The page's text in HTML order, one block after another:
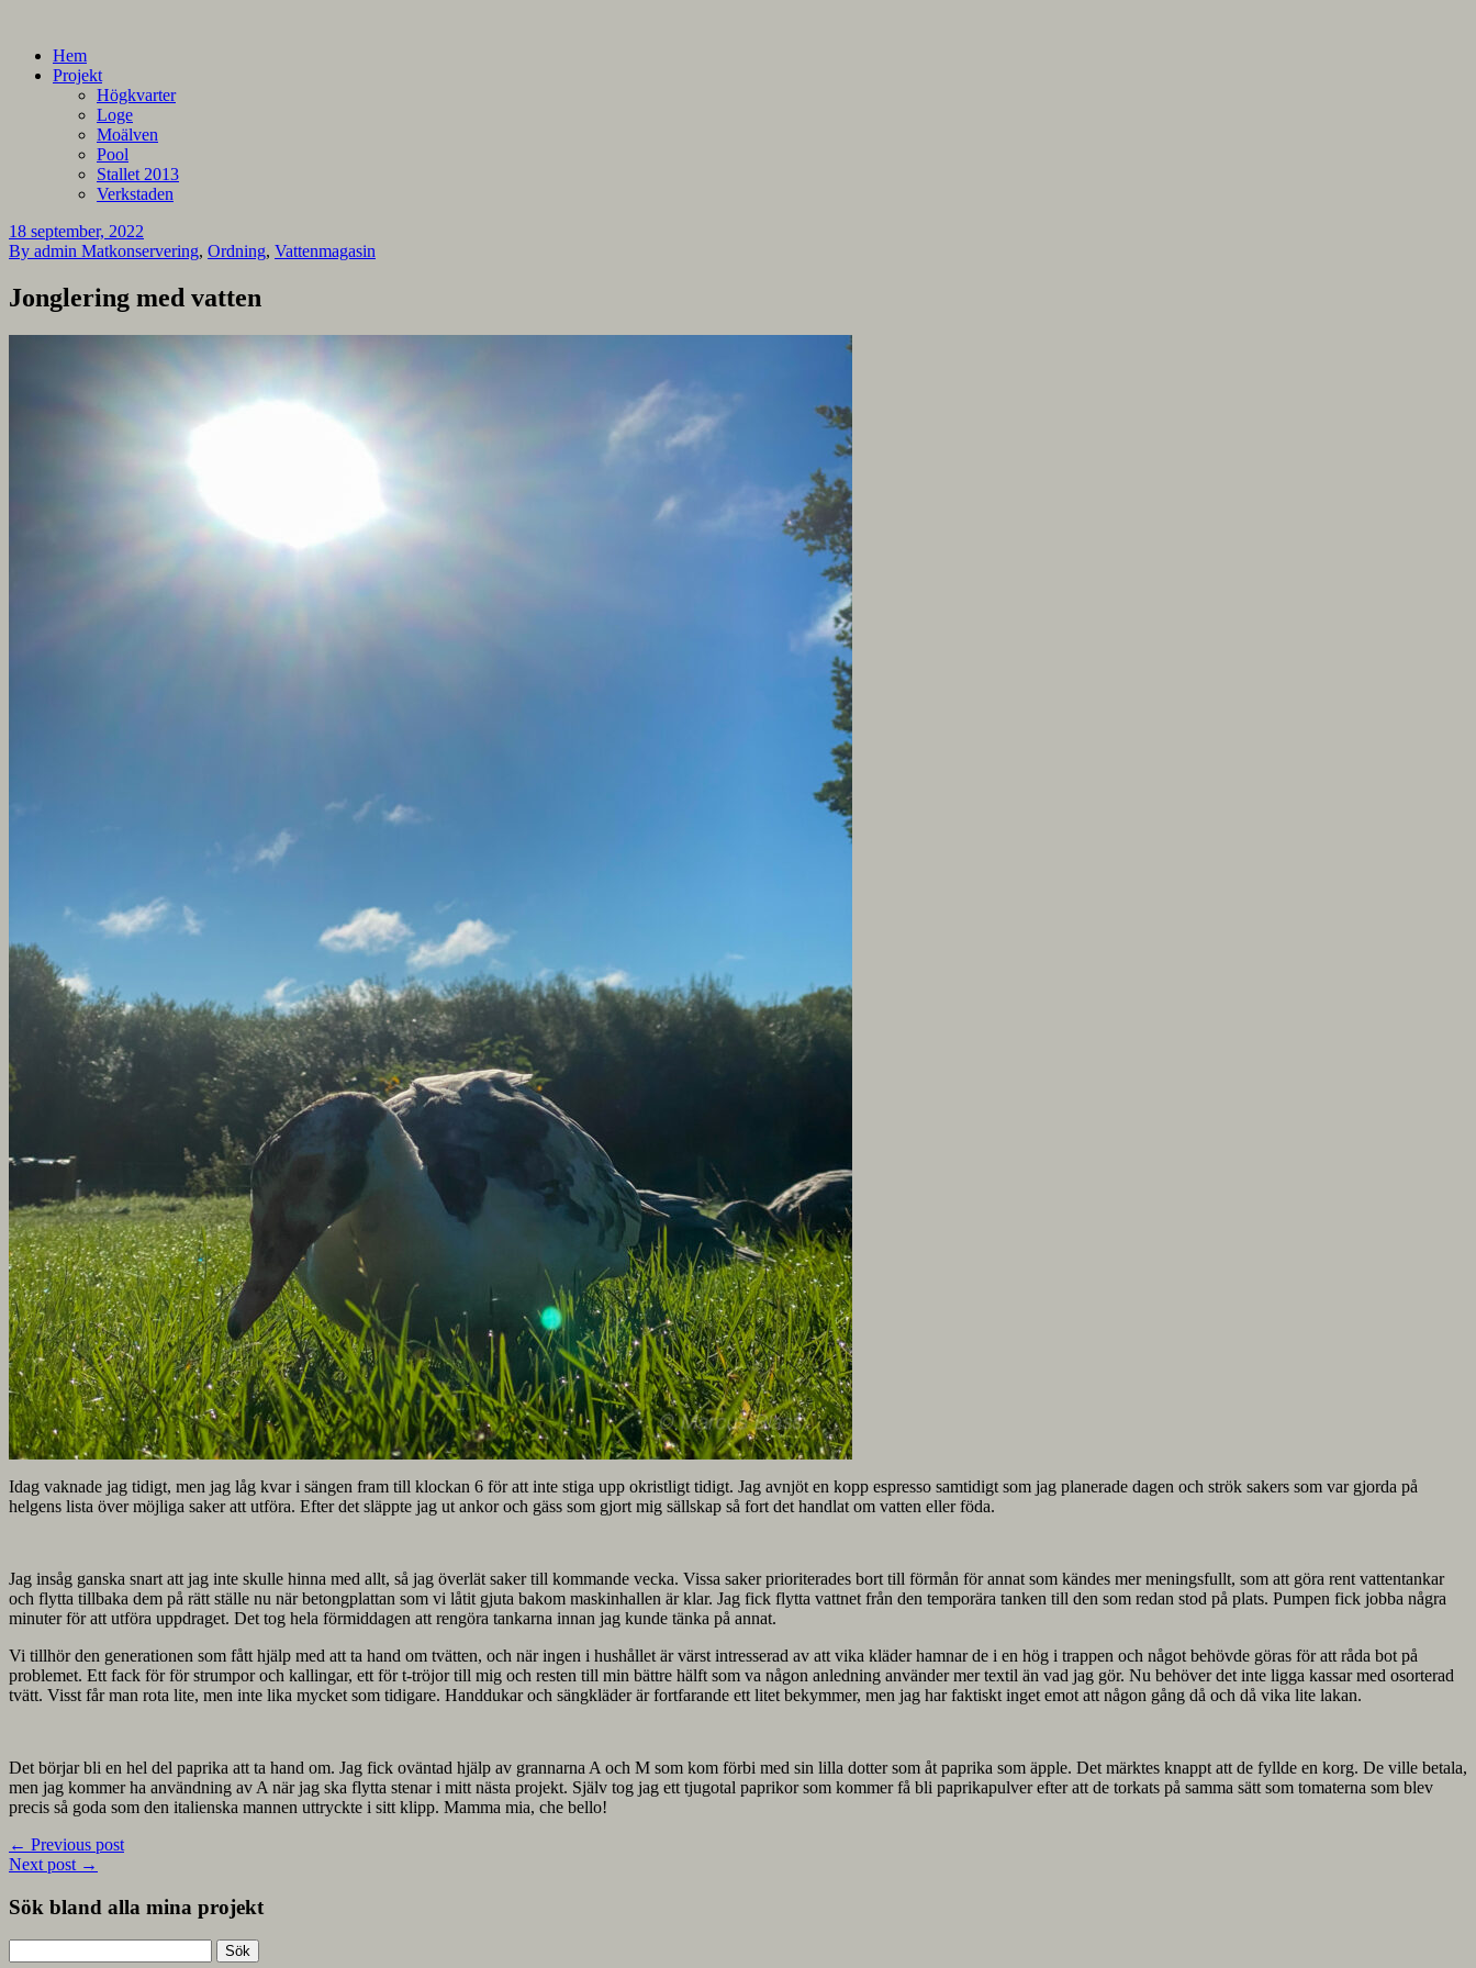
Alla mina projekt
En blogg om mina projekt
Hem
Projekt
Högkvarter
Loge
Moälven
Pool
Stallet 2013
Verkstaden
18 september, 2022
By admin Matkonservering, Ordning, Vattenmagasin
Jonglering med vatten
Idag vaknade jag tidigt, men jag låg kvar i sängen fram till klockan 6 för att inte stiga upp okristligt tidigt. Jag avnjöt en kopp espresso samtidigt som jag planerade dagen och strök sakers som var gjorda på
helgens lista över möjliga saker att utföra. Efter det släppte jag ut ankor och gäss som gjort mig sällskap så fort det handlat om vatten eller föda.
Jag insåg ganska snart att jag inte skulle hinna med allt, så jag överlät saker till kommande vecka. Vissa saker prioriterades bort till förmån för annat som kändes mer meningsfullt, som att göra rent vattentankar
och flytta tillbaka dem på rätt ställe nu när betongplattan som vi låtit gjuta bakom maskinhallen är klar. Jag fick flytta vattnet från den temporära tanken till den som redan stod på plats. Pumpen fick jobba några
minuter för att utföra uppdraget. Det tog hela förmiddagen att rengöra tankarna innan jag kunde tänka på annat.
Vi tillhör den generationen som fått hjälp med att ta hand om tvätten, och när ingen i hushållet är värst intresserad av att vika kläder hamnar de i en hög i trappen och något behövde göras för att råda bot på
problemet. Ett fack för för strumpor och kallingar, ett för t-tröjor till mig och resten till min bättre hälft som va någon anledning använder mer textil än vad jag gör. Nu behöver det inte ligga kassar med osorterad
tvätt. Visst får man rota lite, men inte lika mycket som tidigare. Handdukar och sängkläder är fortfarande ett litet bekymmer, men jag har faktiskt inget emot att någon gång då och då vika lite lakan.
Det börjar bli en hel del paprika att ta hand om. Jag fick oväntad hjälp av grannarna A och M som kom förbi med sin lilla dotter som åt paprika som äpple. Det märktes knappt att de fyllde en korg. De ville betala,
men jag kommer ha användning av A när jag ska flytta stenar i mitt nästa projekt. Själv tog jag ett tjugotal paprikor som kommer få bli paprikapulver efter att de torkats på samma sätt som tomaterna som blev
precis så goda som den italienska mannen uttryckte i sitt klipp. Mamma mia, che bello!
← Previous post
Next post →
Sök bland alla mina projekt